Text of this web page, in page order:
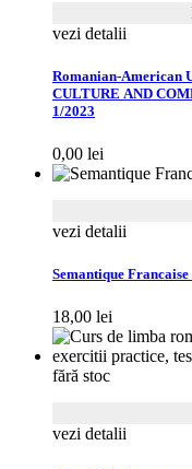
vezi detalii
Romanian-American
CULTURE AND
1/2023
0,00 lei
vezi detalii
Semantique Francaise
18,00 lei
fără stoc
vezi detalii